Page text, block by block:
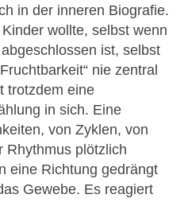
in der inneren Biografie.
wollte, selbst wenn
ist, selbst
nie zentral
trotzdem eine
in sich. Eine
von Zyklen, von
Rhythmus plötzlich
eine Richtung gedrängt
Gewebe. Es reagiert